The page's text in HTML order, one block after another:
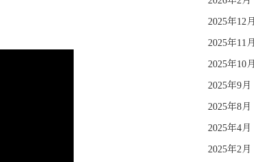
2025年12月
2025年11月
2025年10月
2025年9月
2025年8月
2025年4月
2025年2月